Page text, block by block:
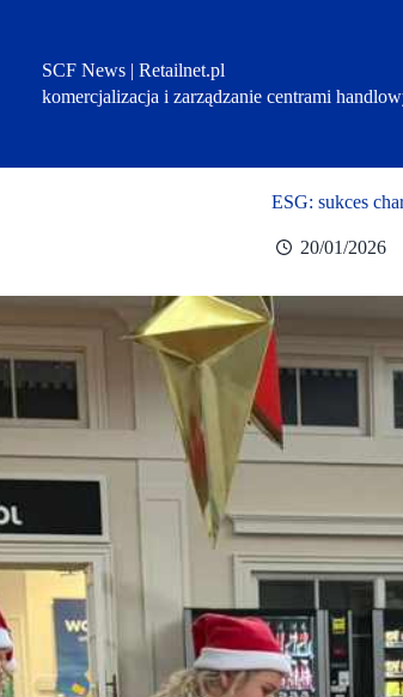
SCF News | Retailnet.pl
komercjalizacja i zarządzanie centrami
ESG: sukces
20/01/2026